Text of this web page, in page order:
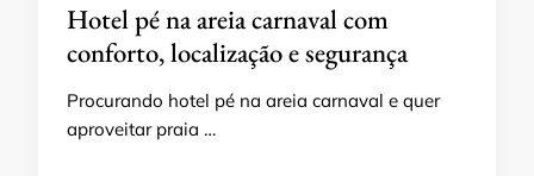
Hotel pé na areia carnaval com
conforto, localização e segurança
Procurando hotel pé na areia carnaval e quer
aproveitar praia …